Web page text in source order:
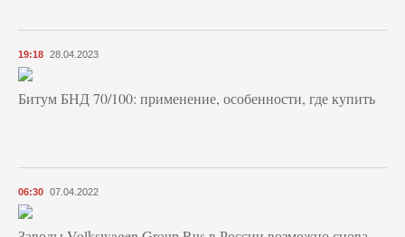
19:18 28.04.2023
Битум БНД 70/100: применение, особенности, где купить
06:30 07.04.2022